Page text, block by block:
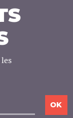
les